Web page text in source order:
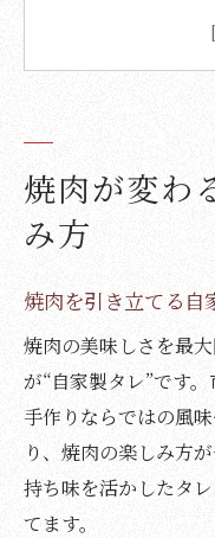
焼肉タレレ
焼肉タレに
簡単に作れ
玉ねぎ入り
家庭で簡単に作
人気の焼肉
焼肉に合う
焼肉のたれ
焼肉が変わ
み方
焼肉を引き立てる自
焼肉の美味しさを最
が“自家製タレ”です
手作りならではの風
り、焼肉の楽しみ方
持ち味を活かしたタ
てます。